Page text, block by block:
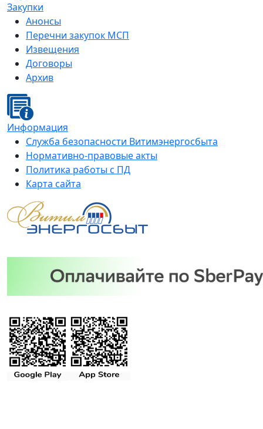
Закупки
Анонсы
Перечни закупок МСП
Извещения
Договоры
Архив
Информация
Служба безопасности Витимэнергосбыта
Нормативно-правовые акты
Политика работы с ПД
Карта сайта